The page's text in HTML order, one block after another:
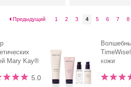
Предыдущий 1 2 3 4 5 6 7 8
Mary Kay®
5.0
кожи